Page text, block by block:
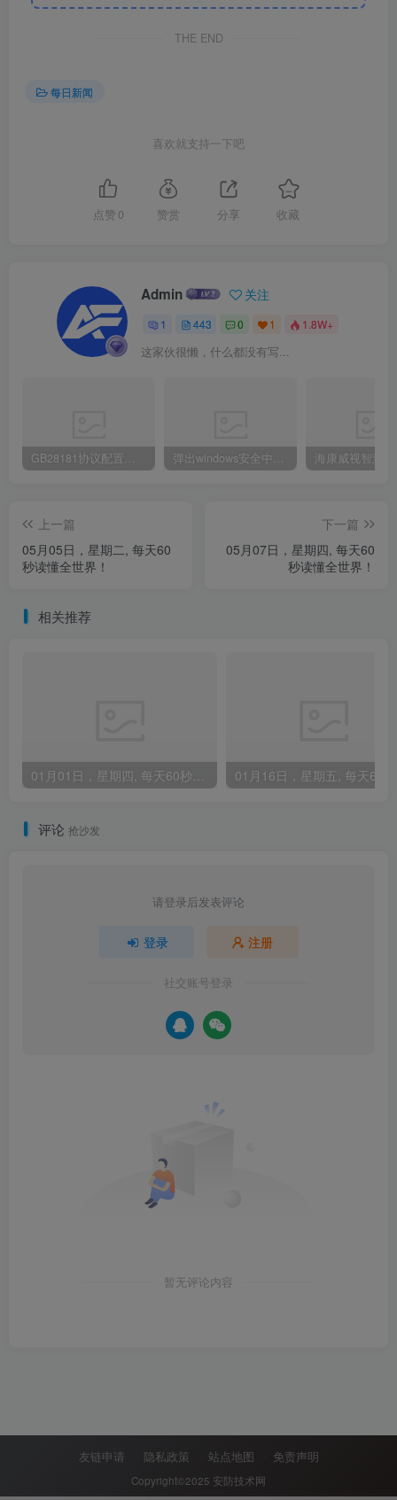
THE END
每日新闻
喜欢就支持一下吧
点赞 0 赞赏 分享 收藏
Admin 关注
1 443 0 1 1.8W+
这家伙很懒，什么都没有写...
GB28181协议配置及常见问题（海康为例） 弹出windows安全中心登录密码怎么办
上一篇
05月05日，星期二, 每天60
秒读懂全世界！
下一篇
05月07日，星期四, 每天60
秒读懂全世界！
相关推荐
01月01日，星期四, 每天60秒读懂全世界！
评论 抢沙发
请登录后发表评论
登录 注册
社交账号登录
暂无评论内容
友链申请 隐私政策 站点地图 免责声明
Copyright©2025 安防技术网